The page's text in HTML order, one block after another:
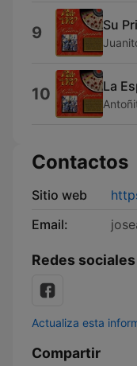
9 Su
10 La
Contactos
Sitio web
Email:
Redes sociales
Actualiza esta
Compartir